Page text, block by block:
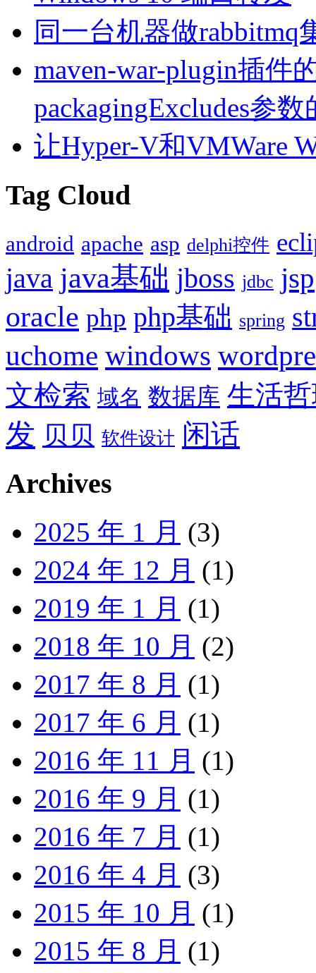
同一台机器做rabbitmq
maven-war-plugin插件
packagingExcludes参
让Hyper-V和VMWare
Tag Cloud
android apache asp delphi控件
java java基础 jboss jdbc jsp
oracle php php基础 spring
uchome windows
文检索 域名 数据库 生活
发 贝贝 软件设计 闲话
Archives
2025 年 1 月 (3)
2024 年 12 月 (1)
2019 年 1 月 (1)
2018 年 10 月 (2)
2017 年 8 月 (1)
2017 年 6 月 (1)
2016 年 11 月 (1)
2016 年 9 月 (1)
2016 年 7 月 (1)
2016 年 4 月 (3)
2015 年 10 月 (1)
2015 年 8 月 (1)